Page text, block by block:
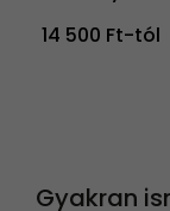
14 500 Ft-tól
Gyakran